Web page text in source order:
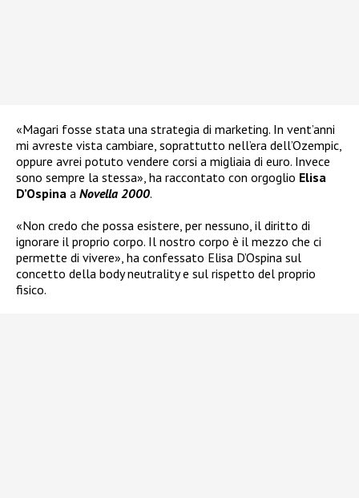
«Magari fosse stata una strategia di marketing. In vent’anni
mi avreste vista cambiare, soprattutto nell’era dell’Ozempic,
oppure avrei potuto vendere corsi a migliaia di euro. Invece
sono sempre la stessa», ha raccontato con orgoglio Elisa
D’Ospina a Novella 2000.
«Non credo che possa esistere, per nessuno, il diritto di
ignorare il proprio corpo. Il nostro corpo è il mezzo che ci
permette di vivere», ha confessato Elisa D’Ospina sul
concetto della body neutrality e sul rispetto del proprio
fisico.